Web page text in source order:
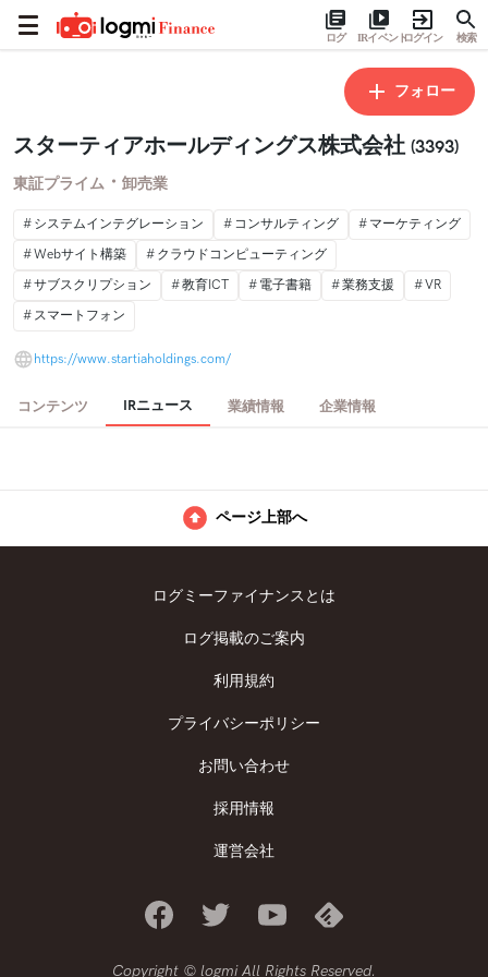
ログ IRイベントログイン 検索
フォロー
スターティアホールディングス株式会社 (3393)
東証プライム ・ 卸売業
システムインテグレーション コンサルティング
マーケティング
Webサイト構築
クラウドコンピューティング
サブスクリプション
教育ICT 電子書籍 業務支援
VR
スマートフォン
https://www.startiaholdings.com/
コンテンツ IRニュース 業績情報 企業情報
ページ上部へ
ログミーファイナンスとは
ログ掲載のご案内
利用規約
プライバシーポリシー
お問い合わせ
採用情報
運営会社
Copyright © logmi All Rights Reserved.